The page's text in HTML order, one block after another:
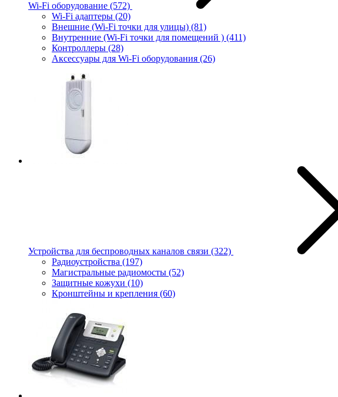
Wi-Fi оборудование (572)
Wi-Fi адаптеры (20)
Внешние (Wi-Fi точки для улицы) (81)
Внутренние (Wi-Fi точки для помещений ) (411)
Контроллеры (28)
Аксессуары для Wi-Fi оборудования (26)
Устройства для беспроводных каналов связи (322)
Радиоустройства (197)
Магистральные радиомосты (52)
Защитные кожухи (10)
Кронштейны и крепления (60)